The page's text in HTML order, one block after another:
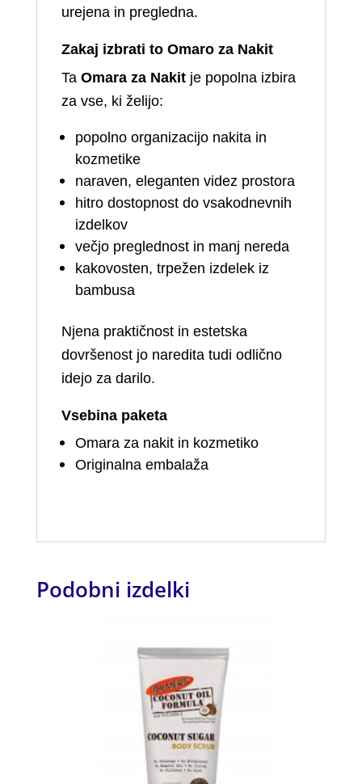
urejena in pregledna.
Zakaj izbrati to Omaro za Nakit
Ta Omara za Nakitje popolna izbira
za vse, ki želijo:
popolno organizacijo nakita in
kozmetike
naraven, eleganten videz prostora
hitro dostopnost do vsakodnevnih
izdelkov
večjo preglednost in manj nereda
kakovosten, trpežen izdelek iz
bambusa
Njena praktičnost in estetska
dovršenost jo naredita tudi odlično
idejo za darilo.
Vsebina paketa
Omara za nakit in kozmetiko
Originalna embalaža
Podobni izdelki